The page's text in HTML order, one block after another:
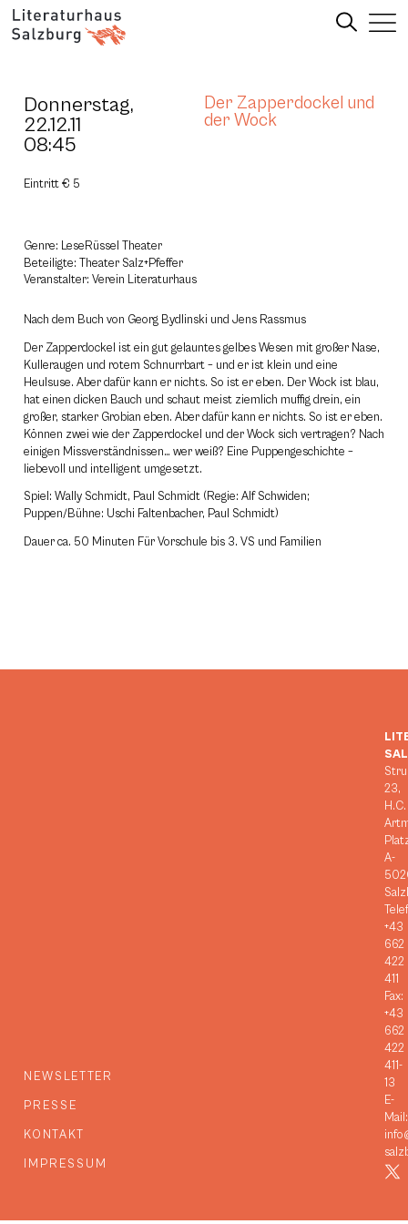
Donnerstag,
22.12.11
08:45
Der Zapperdockel und
der Wock
Eintritt € 5
Genre: LeseRüssel Theater
Beteiligte: Theater Salz+Pfeffer
Veranstalter: Verein Literaturhaus
Nach dem Buch von Georg Bydlinski und Jens Rassmus
Der Zapperdockel ist ein gut gelauntes gelbes Wesen mit großer Nase,
Kulleraugen und rotem Schnurrbart – und er ist klein und eine
Heulsuse. Aber dafür kann er nichts. So ist er eben. Der Wock ist blau,
hat einen dicken Bauch und schaut meist ziemlich muffig drein, ein
großer, starker Grobian eben. Aber dafür kann er nichts. So ist er eben.
Können zwei wie der Zapperdockel und der Wock sich vertragen? Nach
einigen Missverständnissen… wer weiß? Eine Puppengeschichte –
liebevoll und intelligent umgesetzt.
Spiel: Wally Schmidt, Paul Schmidt (Regie: Alf Schwiden;
Puppen/Bühne: Uschi Faltenbacher, Paul Schmidt)
Dauer ca. 50 Minuten Für Vorschule bis 3. VS und Familien
NEWSLETTER
PRESSE
KONTAKT
IMPRESSUM
23,
H.C.
A-
+43
662
422
411
Fax:
+43
662
422
411-
13
E-
Mail: